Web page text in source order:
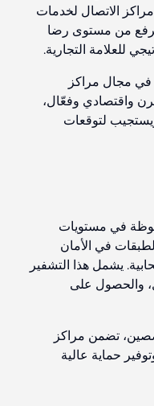
مراكز الاتصال لخدمات
يرفع من مستوى رضا
للعلامة التجارية.
في مجال مراكز
واقتصادي وفعّال،
لتوقعات
في مستويات
في الأمان
يشمل هذا التشفير
والحصول على
تضمن مراكز
حماية عالية